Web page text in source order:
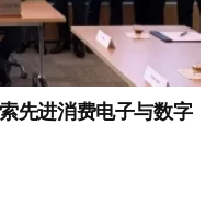
先进消费电子与数字